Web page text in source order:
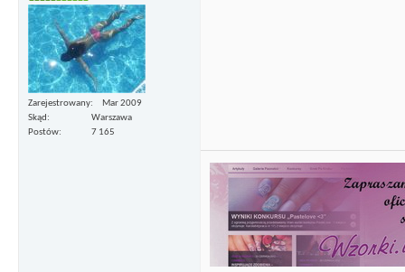
Zarejestrowany
Mar 2009
Skąd
Warszawa
Postów
7 165